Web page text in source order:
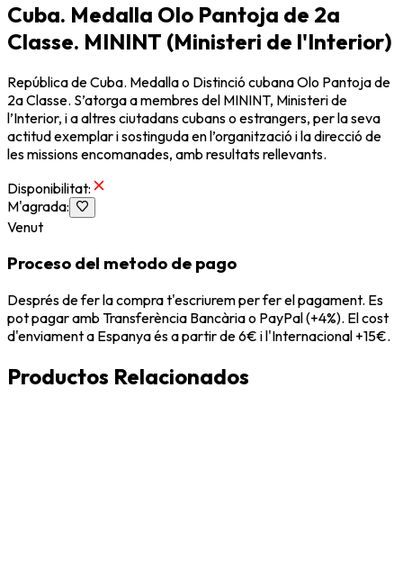
Cuba. Medalla Olo Pantoja de 2a
Classe. MININT (Ministeri de l'Interior)
República de Cuba. Medalla o Distinció cubana Olo Pantoja de
2a Classe. S’atorga a membres del MININT, Ministeri de
l’Interior, i a altres ciutadans cubans o estrangers, per la seva
actitud exemplar i sostinguda en l’organització i la direcció de
les missions encomanades, amb resultats rellevants.
Disponibilitat:
M'agrada:
Venut
Proceso del metodo de pago
Després de fer la compra t'escriurem per fer el pagament. Es
pot pagar amb Transferència Bancària o PayPal (+4%). El cost
d'enviament a Espanya és a partir de 6€ i l'Internacional +15€.
Productos Relacionados